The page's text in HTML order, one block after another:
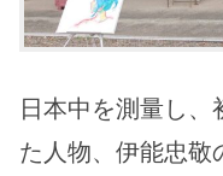
日本中を測量し
た人物、伊能忠敬